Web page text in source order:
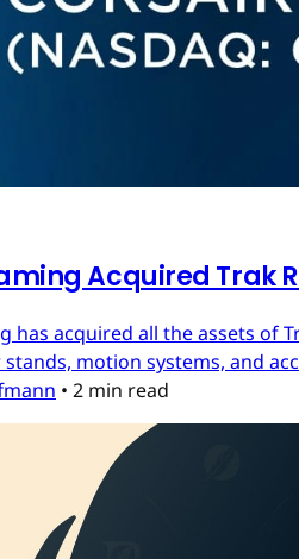
Acquired Trak
has acquired all the assets of
motion systems, and
• 2 min read